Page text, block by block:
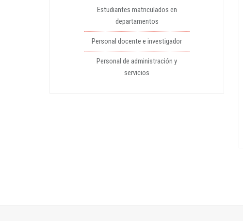
Estudiantes matriculados en
departamentos
Personal docente e investigador
Personal de administración y
servicios